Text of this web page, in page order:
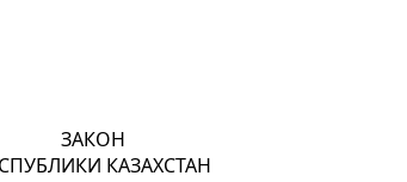
ЗАКОН
КАЗАХСТАН